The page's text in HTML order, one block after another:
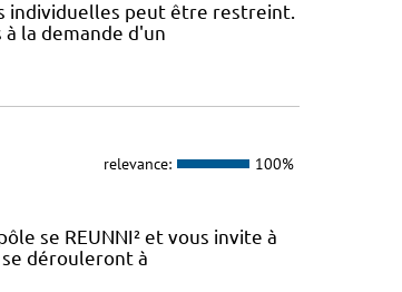
individuelles peut être restreint.
la demande d'un
relevance: 100%
se REUNNI² et vous invite à
dérouleront à